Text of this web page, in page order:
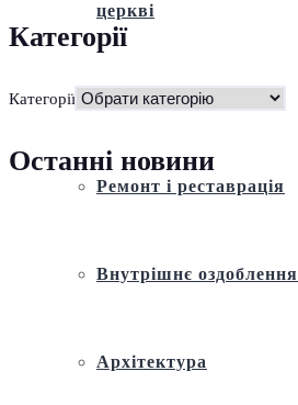
церкві
Історія
Ремонт і реставрація
Внутрішнє оздоблення
Архітектура
Категорії
Категорії
Останні новини